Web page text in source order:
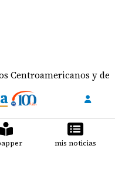
y del Caribe
mis noticias